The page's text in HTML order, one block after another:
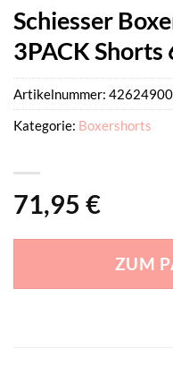
Schiesser
3PACK Shorts
71,95 €
ZUM
Artikelnummer:
Kategorie: Boxershorts